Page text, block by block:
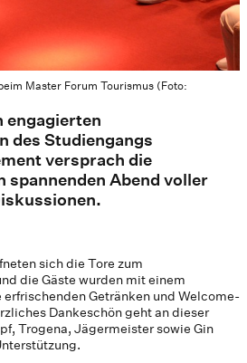
Master Forum Tourismus (Foto:
engagierten
des Studiengangs
versprach die
spannenden Abend voller
sich die Tore zum
die Gäste wurden mit einem
Getränken und Welcome-
Dankeschön geht an dieser
Trogena, Jägermeister sowie Gin